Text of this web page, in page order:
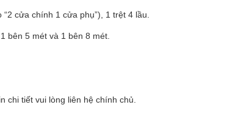
cửa chính 1 cửa phụ”), 1 trệt 4 lầu.
bên 5 mét và 1 bên 8 mét.
chi tiết vui lòng liên hệ chính chủ.